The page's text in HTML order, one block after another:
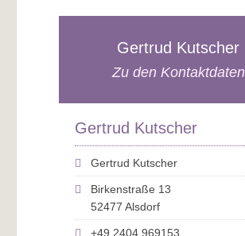
Gertrud Kutscher
Zu den Kontaktdaten
Gertrud Kutscher
Gertrud Kutscher
Birkenstraße 13
52477 Alsdorf
+49 2404 969153